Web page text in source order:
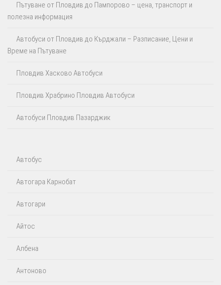
Пътуване от Пловдив до Пампорово – цена, транспорт и
полезна информация
Автобуси от Пловдив до Кърджали – Разписание, Цени и
Време на Пътуване
Пловдив Хасково Автобуси
Пловдив Храбрино Пловдив Автобуси
Автобуси Пловдив Пазарджик
Автобус
Автогара Карнобат
Автогари
Айтос‎
Албена
Антоново